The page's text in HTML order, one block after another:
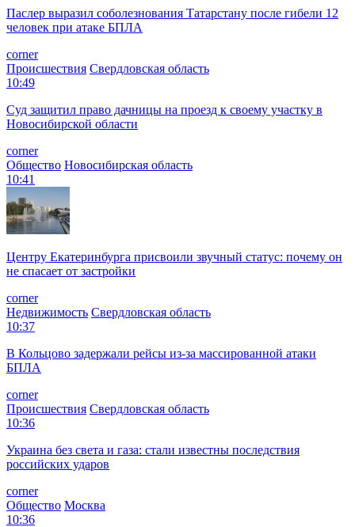
Паслер выразил соболезнования Татарстану после гибели 12
человек при атаке БПЛА
corner
Происшествия Свердловская область
10:49
Суд защитил право дачницы на проезд к своему участку в
Новосибирской области
corner
Общество Новосибирская область
10:41
Центру Екатеринбурга присвоили звучный статус: почему он
не спасает от застройки
corner
Недвижимость Свердловская область
10:37
В Кольцово задержали рейсы из-за массированной атаки
БПЛА
corner
Происшествия Свердловская область
10:36
Украина без света и газа: стали известны последствия
российских ударов
corner
Общество Москва
10:36